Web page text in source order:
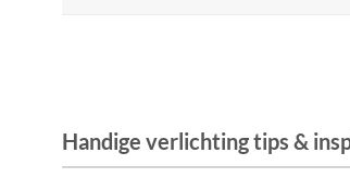
Handige verlichting tips &